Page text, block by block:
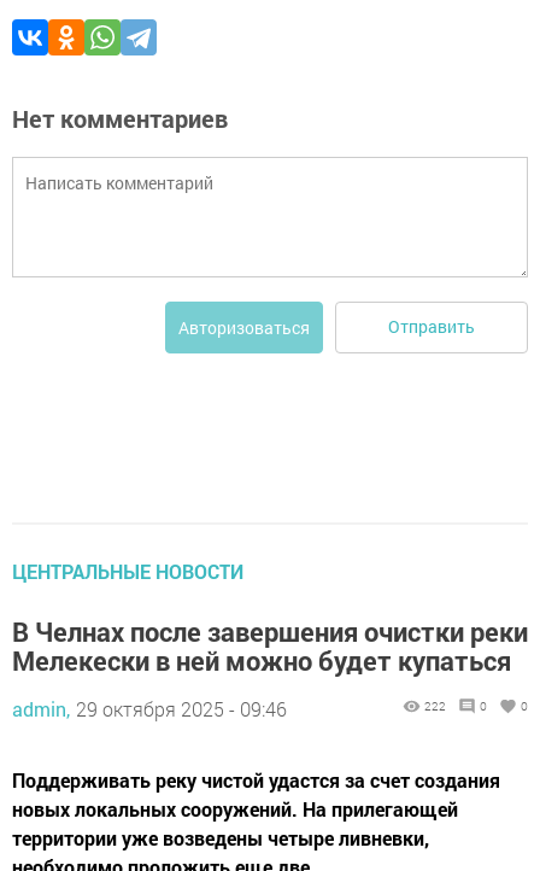
Нет комментариев
Авторизоваться Отправить
ЦЕНТРАЛЬНЫЕ НОВОСТИ
В Челнах после завершения очистки реки
Мелекески в ней можно будет купаться
admin, 29 октября 2025 - 09:46 222 0 0
Поддерживать реку чистой удастся за счет создания
новых локальных сооружений. На прилегающей
территории уже возведены четыре ливневки,